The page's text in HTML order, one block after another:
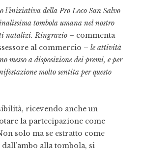
l’iniziativa della Pro Loco San Salvo
tombola umana nel nostro
natalizi. Ringrazio – commenta
al commercio – le attività
messo a disposizione dei premi, e per
molto sentita per questo
ricevendo anche un
la partecipazione come
solo ma se estratto come
alla tombola, si